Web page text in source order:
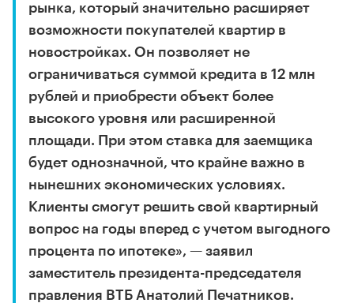
рынка, который значительно расширяет
возможности покупателей квартир в
новостройках. Он позволяет не
ограничиваться суммой кредита в 12 млн
рублей и приобрести объект более
высокого уровня или расширенной
площади. При этом ставка для заемщика
будет однозначной, что крайне важно в
нынешних экономических условиях.
Клиенты смогут решить свой квартирный
вопрос на годы вперед с учетом выгодного
процента по ипотеке», — заявил
заместитель президента-председателя
правления ВТБ Анатолий Печатников.